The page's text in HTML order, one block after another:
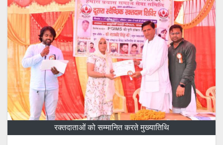
रक्तदाताओं को सम्मानित करते मुख्यातिथि